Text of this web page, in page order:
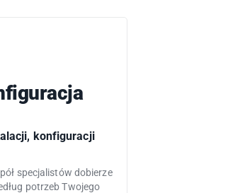
konfiguracji
specjalistów dobierze
potrzeb Twojego